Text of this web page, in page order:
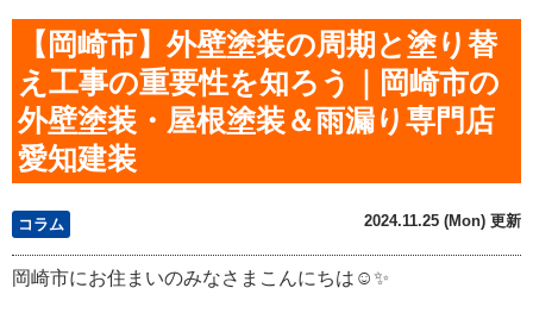
【岡崎市】外壁塗装の周期と塗り替
え工事の重要性を知ろう｜岡崎市の
外壁塗装・屋根塗装＆雨漏り専門店
愛知建装
コラム 2024.11.25 (Mon) 更新
岡崎市にお住まいのみなさまこんにちは☺✨